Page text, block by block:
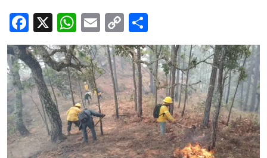
Cultura
Deportes
Opinión
Facebook
X WhatsApp
Email
Copy
Link